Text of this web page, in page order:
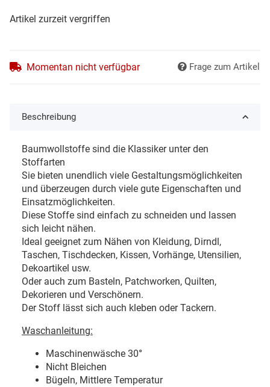
Artikel zurzeit vergriffen
Momentan nicht verfügbar Frage zum Artikel
Beschreibung
Baumwollstoffe sind die Klassiker unter den
Stoffarten
Sie bieten unendlich viele Gestaltungsmöglichkeiten
und überzeugen durch viele gute Eigenschaften und
Einsatzmöglichkeiten.
Diese Stoffe sind einfach zu schneiden und lassen
sich leicht nähen.
Ideal geeignet zum Nähen von Kleidung, Dirndl,
Taschen, Tischdecken, Kissen, Vorhänge, Utensilien,
Dekoartikel usw.
Oder auch zum Basteln, Patchworken, Quilten,
Dekorieren und Verschönern.
Der Stoff lässt sich auch kleben oder Tackern.
Waschanleitung:
Maschinenwäsche 30°
Nicht Bleichen
Bügeln, Mittlere Temperatur